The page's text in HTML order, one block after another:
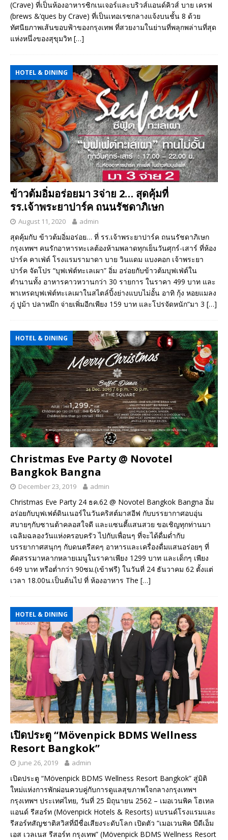
(Crave) ที่เป็นห้องอาหารซิกเนเจอร์และบริวส์แอนด์คิวส์ บาย เครฟ
(brews &‘ques by Crave) ที่เป็นเทอเรซกลางแจ้งบนชั้น 8 ด้วย
ทัศนียภาพเส้นขอบฟ้าของกรุงเทพ ที่สวยงามในย่านที่พลุกพล่านที่สุด
แห่งหนึ่งของสุขุมวิท […]
HOTEL & DINING
ข้าวต้มอิ่มอร่อยมา 3จ่าย 2… สุดคุ้มที่
รร.เจ้าพระยาปาร์ค ถนนรัชดาภิเษก
August 11, 2020 admin
สุดคุ้มกับ ข้าวต้มอิ่มอร่อย… ที่ รร.เจ้าพระยาปาร์ค ถนนรัชดาภิเษก
กรุงเทพฯ คนรักอาหารทะเลต้องห้ามพลาดทุกเย็นวันศุกร์-เสาร์ ที่ห้อง
ปาร์ค คาเฟ่ต์ โรงแรมรามาดา บาย วินแดม แบงคอก เจ้าพระยา
ปาร์ค จัดโปร “บุฟเฟ่ต์ทะเลเผา” อิ่ม อร่อยกับข้าวต้มบุฟเฟ่ต์ใน
ตำนานทั้ง อาหารคาวหวานกว่า 30 รายการ ในราคา 499 บาท และ
พาเหรดบุฟเฟ่ต์ทะเลเผาในสไตล์ปิ้งย่างแบบไม่อั้น อาทิ กุ้ง หอยแมลง
ภู่ ปูม้า ปลาหมึก จ่ายเพิ่มอีกเพียง 159 บาท และโปรจัดหนัก“มา 3 […]
HOTEL & DINING
Christmas Eve Party @ Novotel
Bangkok Bangna
December 23, 2019 admin
Christmas Eve Party 24 ธค.62 @ Novotel Bangkok Bangna อิ่ม
อร่อยกับบุฟเฟต์ดินเนอร์ในวันคริสต์มาสอีฟ กับบรรยากาศอบอุ่น
สบายๆกับซานต้าคลอสใจดี และแซนตี้แสนสวย ขอเชิญทุกท่านมา
เฉลิมฉลองวันแห่งครอบครัว ไปกับเพื่อนๆ ที่จะได้ดื่มด่ำกับ
บรรยากาศสนุกๆ กับดนตรีสดๆ อาหารและเครื่องดื่มแสนอร่อยๆ ที่
คัดสรรมาหลากหลายเมนูในราคาเพียง 1299 บาท และเด็กๆ เพียง
649 บาท หรือต่ำกว่า 90ซม.(เข้าฟรี) ในวันที่ 24 ธันวาคม 62 ตั้งแต่
เวลา 18.00น.เป็นต้นไป ที่ ห้องอาหาร The […]
HOTEL & DINING
เปิดประตู “Mövenpick BDMS Wellness
Resort Bangkok”
June 26, 2019 admin
เปิดประตู “Mövenpick BDMS Wellness Resort Bangkok” สู่มิติ
ใหม่แห่งการพักผ่อนควบคู่กับการดูแลสุขภาพใจกลางกรุงเทพฯ
กรุงเทพฯ ประเทศไทย, วันที่ 25 มิถุนายน 2562 – เมอเวนพิค โฮเทล
แอนด์ รีสอร์ท (Mövenpick Hotels & Resorts) แบรนด์โรงแรมและ
รีสอร์ทสัญชาติสวิสที่มีชื่อเสียงระดับโลก เปิดตัว “เมอเวนพิค บีดีเอ็ม
เอส เวลเนส รีสอร์ท กรุงเทพ” (Mövenpick BDMS Wellness Resort